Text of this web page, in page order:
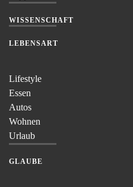
WISSENSCHAFT
LEBENSART
Lifestyle
Essen
Autos
Wohnen
Urlaub
GLAUBE